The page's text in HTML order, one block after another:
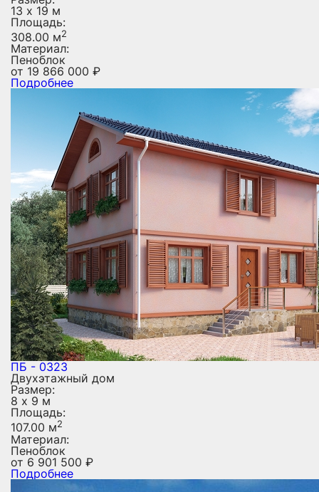
13 х 19 м
Площадь:
308.00 м2
Материал:
Пеноблок
от 19 866 000 ₽
Подробнее
ПБ - 0323
Двухэтажный дом
Размер:
8 х 9 м
Площадь:
107.00 м2
Материал:
Пеноблок
от 6 901 500 ₽
Подробнее